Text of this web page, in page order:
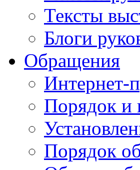
Тексты
Блоги
Обращения
Интернет-
Порядок и
Порядок